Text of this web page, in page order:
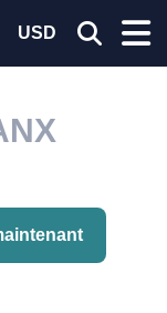
USD